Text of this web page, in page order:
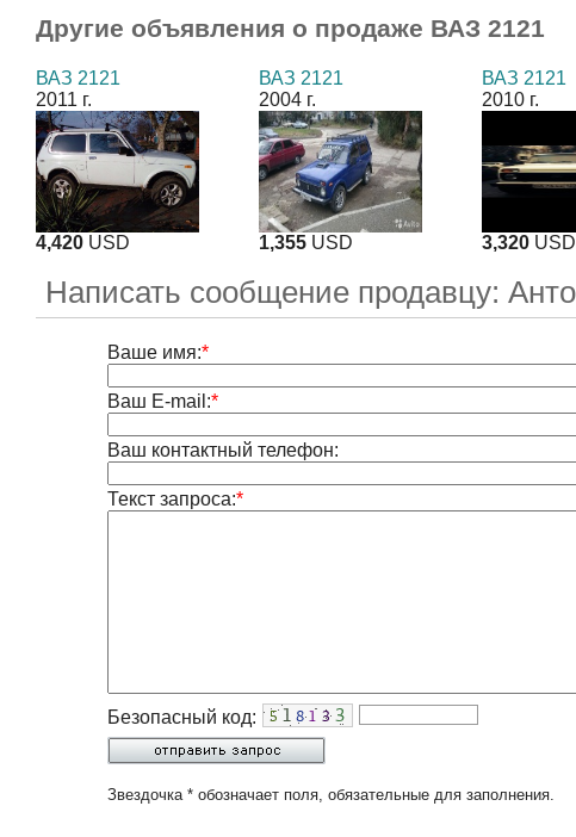
Другие объявления о продаже ВАЗ 2121
ВАЗ 2121
2011 г.
4,420 USD
ВАЗ 2121
2004 г.
1,355 USD
ВАЗ 2121
2010 г.
3,320 USD
Написать сообщение продавцу:
Ваше имя:*
Ваш E-mail:*
Ваш контактный телефон:
Текст запроса:*
Безопасный код:
Звездочка * обозначает поля, обязательные для заполнения.